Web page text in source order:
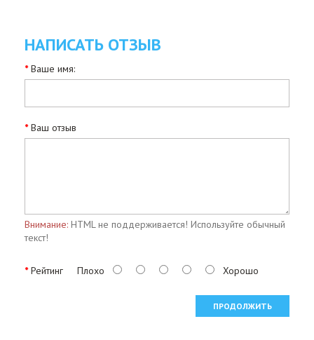
НАПИСАТЬ ОТЗЫВ
Ваше имя:
Ваш отзыв
Внимание: HTML не поддерживается! Используйте обычный
текст!
Рейтинг Плохо Хорошо
ПРОДОЛЖИТЬ